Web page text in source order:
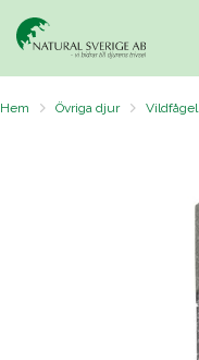
Hem Övriga djur Vildfågel